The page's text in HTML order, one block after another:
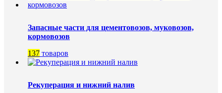
Запасные части для цементовозов, муковозов,
кормовозов
137 товаров
Рекуперация и нижний налив